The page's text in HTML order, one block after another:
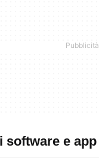
software e app